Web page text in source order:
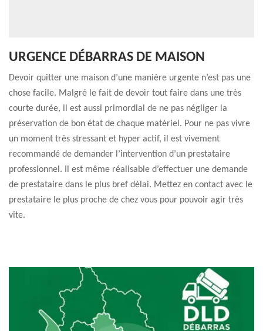
URGENCE DÉBARRAS DE MAISON
Devoir quitter une maison d’une manière urgente n’est pas une
chose facile. Malgré le fait de devoir tout faire dans une très
courte durée, il est aussi primordial de ne pas négliger la
préservation de bon état de chaque matériel. Pour ne pas vivre
un moment très stressant et hyper actif, il est vivement
recommandé de demander l’intervention d’un prestataire
professionnel. Il est même réalisable d’effectuer une demande
de prestataire dans le plus bref délai. Mettez en contact avec le
prestataire le plus proche de chez vous pour pouvoir agir très
vite.